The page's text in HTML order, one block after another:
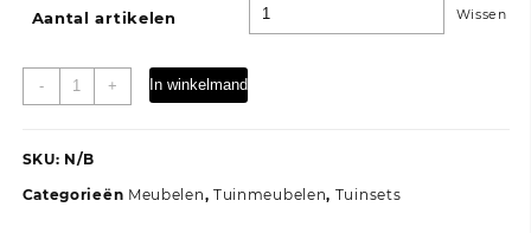
Aantal artikelen Wissen
-
6-
delige
met
geïmpregneerd
+ In winkelmand
SKU: N/B
Categorieën Meubelen, Tuinmeubelen, Tuinsets